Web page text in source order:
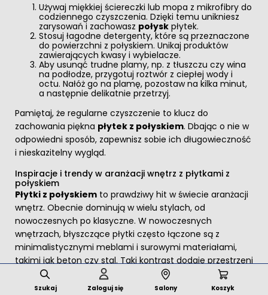
Szukaj Zaloguj się Salony Koszyk
Używaj miękkiej ściereczki lub mopa z mikrofibry do
codziennego czyszczenia. Dzięki temu unikniesz
zarysowań i zachowasz połysk płytek.
Stosuj łagodne detergenty, które są przeznaczone
do powierzchni z połyskiem. Unikaj produktów
zawierających kwasy i wybielacze.
Aby usunąć trudne plamy, np. z tłuszczu czy wina
na podłodze, przygotuj roztwór z ciepłej wody i
octu. Nałóż go na plamę, pozostaw na kilka minut,
a następnie delikatnie przetrzyj.
Pamiętaj, że regularne czyszczenie to klucz do
zachowania piękna płytek z połyskiem. Dbając o nie w
odpowiedni sposób, zapewnisz sobie ich długowieczność
i nieskazitelny wygląd.
Inspiracje i trendy w aranżacji wnętrz z płytkami z
połyskiem
Płytki z połyskiem to prawdziwy hit w świecie aranżacji
wnętrz. Obecnie dominują w wielu stylach, od
nowoczesnych po klasyczne. W nowoczesnych
wnętrzach, błyszczące płytki często łączone są z
minimalistycznymi meblami i surowymi materiałami,
takimi jak beton czy stal. Taki kontrast dodaje przestrzeni
elegancji i nowoczesnego charakteru. W klasycznych
aranżacjach, płytki z połyskiem mogą być zestawione z